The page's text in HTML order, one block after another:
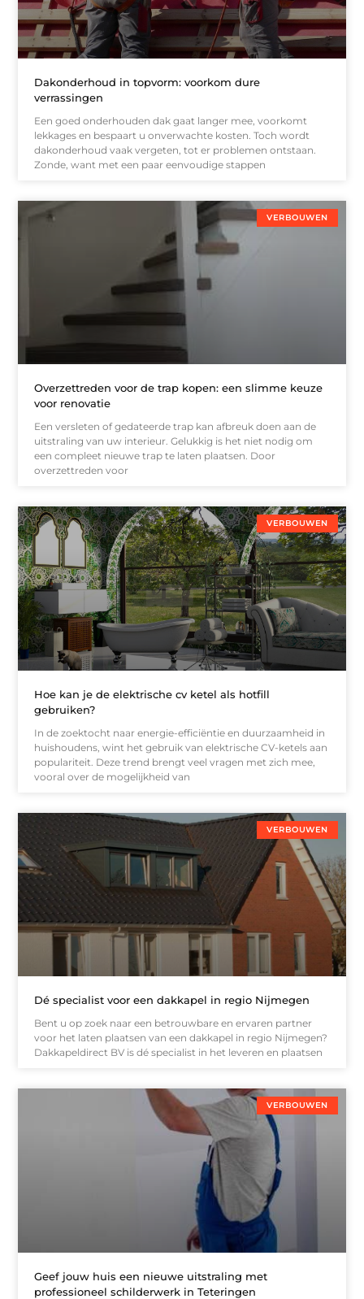
Dakonderhoud in topvorm: voorkom dure
verrassingen
Een goed onderhouden dak gaat langer mee, voorkomt
lekkages en bespaart u onverwachte kosten. Toch wordt
dakonderhoud vaak vergeten, tot er problemen ontstaan.
Zonde, want met een paar eenvoudige stappen
VERBOUWEN
Overzettreden voor de trap kopen: een slimme keuze
voor renovatie
Een versleten of gedateerde trap kan afbreuk doen aan de
uitstraling van uw interieur. Gelukkig is het niet nodig om
een compleet nieuwe trap te laten plaatsen. Door
overzettreden voor
VERBOUWEN
Hoe kan je de elektrische cv ketel als hotfill
gebruiken?
In de zoektocht naar energie-efficiëntie en duurzaamheid in
huishoudens, wint het gebruik van elektrische CV-ketels aan
populariteit. Deze trend brengt veel vragen met zich mee,
vooral over de mogelijkheid van
VERBOUWEN
Dé specialist voor een dakkapel in regio Nijmegen
Bent u op zoek naar een betrouwbare en ervaren partner
voor het laten plaatsen van een dakkapel in regio Nijmegen?
Dakkapeldirect BV is dé specialist in het leveren en plaatsen
VERBOUWEN
Geef jouw huis een nieuwe uitstraling met
professioneel schilderwerk in Teteringen